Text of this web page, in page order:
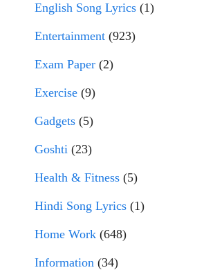
English Song Lyrics (1)
Entertainment (923)
Exam Paper (2)
Exercise (9)
Gadgets (5)
Goshti (23)
Health & Fitness (5)
Hindi Song Lyrics (1)
Home Work (648)
Information (34)